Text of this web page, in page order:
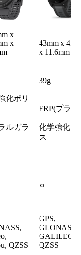
x
x
43mm x
x 11.6mm
39g
化ポリ
FRP(プラ)
ルガラ
化学強化ガ
ス
⚪︎
QZSS
GPS,
GLONASS,
GALILEO,
QZSS